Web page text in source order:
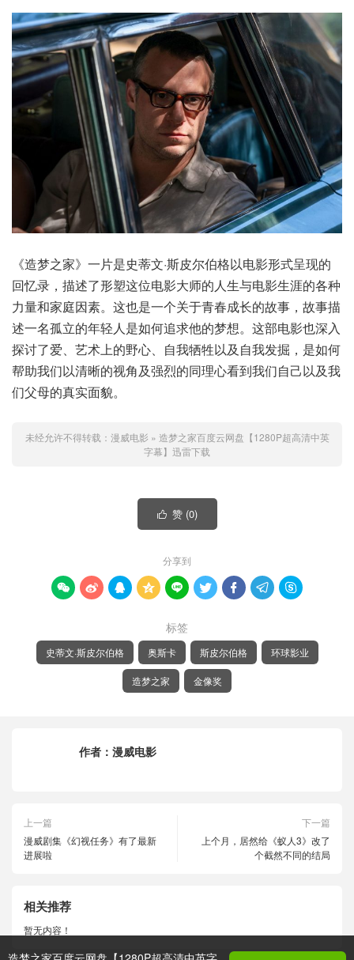
《造梦之家》一片是史蒂文·斯皮尔伯格以电影形式呈现的
回忆录，描述了形塑这位电影大师的人生与电影生涯的各种
力量和家庭因素。这也是一个关于青春成长的故事，故事描
述一名孤立的年轻人是如何追求他的梦想。这部电影也深入
探讨了爱、艺术上的野心、自我牺牲以及自我发掘，是如何
帮助我们以清晰的视角及强烈的同理心看到我们自己以及我
们父母的真实面貌。
未经允许不得转载： 漫威电影 » 造梦之家百度云网盘【1280P超高清中英
字幕】迅雷下载
 赞 (0)
分享到
        
标签
史蒂文·斯皮尔伯格 奥斯卡 斯皮尔伯格 环球影业
造梦之家 金像奖
作者： 漫威电影
上一篇
漫威剧集《幻视任务》有了最新
进展啦
下一篇
上个月，居然给《蚁人3》改了
个截然不同的结局
相关推荐
暂无内容！